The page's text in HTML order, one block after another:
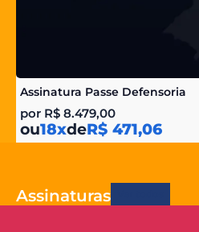
Assinatura Passe Defensoria
por R$ 8.479,00
ou18xdeR$ 471,06
Assinaturas